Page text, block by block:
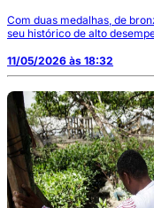
Com duas medalhas, de
seu histórico de alto
11/05/2026 às 18:32